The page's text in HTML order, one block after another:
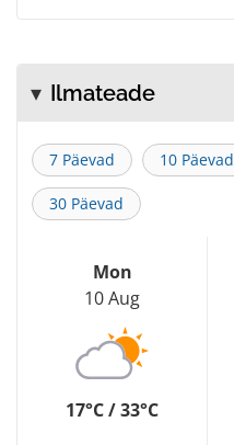
Ilmateade
7 Päevad 10 Päevad
30 Päevad
Mon
10 Aug
17°C / 33°C